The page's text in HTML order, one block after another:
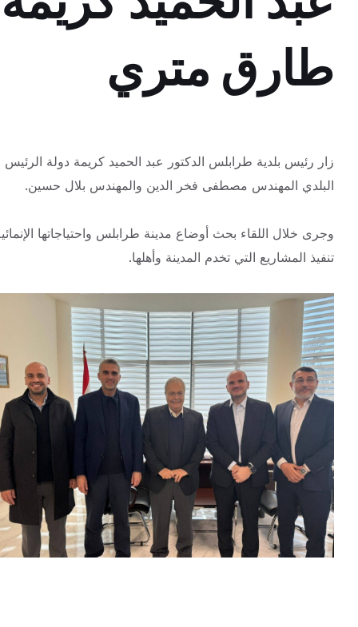
طارق متري
زار رئيس بلدية طرابلس الدكتور عبد الحميد كريمة دولة
البلدي المهندس مصطفى فخر الدين والمهندس بلال حسين.
وجرى خلال اللقاء بحث أوضاع مدينة طرابلس واحتياجاتها
تنفيذ المشاريع التي تخدم المدينة وأهلها.